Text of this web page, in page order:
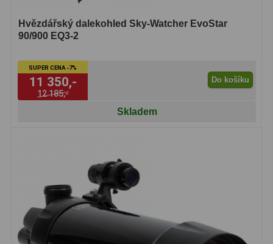
Hvězdářský dalekohled Sky-Watcher EvoStar
90/900 EQ3-2
SUPER CENA -7%
11 350,-
12 185,-
Do košíku
Skladem